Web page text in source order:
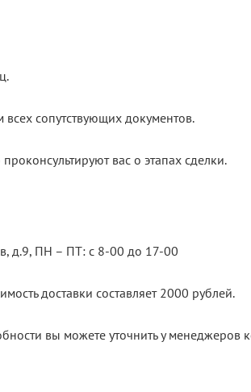
сопутствующих документов.
вас о этапах сделки.
д.9, ПН – ПТ: с 8-00 до 17-00
доставки составляет 2000 рублей.
вы можете уточнить у менеджеров